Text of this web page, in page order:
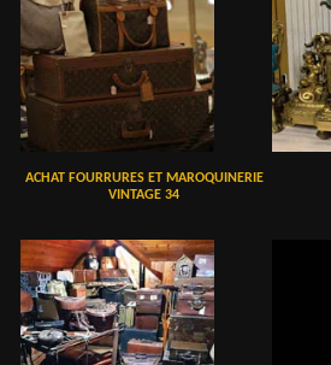
ACHAT FOURRURES ET MAROQUINERIE
VINTAGE 34